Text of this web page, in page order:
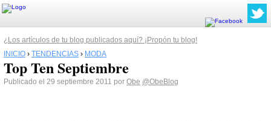
¿Los artículos de tu blog publicados aquí? ¡Propón tu blog!
INICIO › TENDENCIAS › MODA
Top Ten Septiembre
Publicado el 29 septiembre 2011 por Obe @ObeBlog